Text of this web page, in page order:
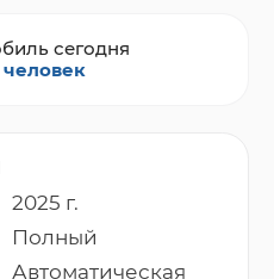
2025 г.
Полный
Автоматическая
сегодня
человек